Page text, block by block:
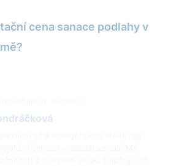
cena sanace podlahy v